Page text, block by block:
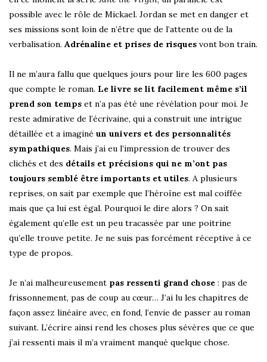
possible avec le rôle de Mickael. Jordan se met en danger et
ses missions sont loin de n’être que de l’attente ou de la
verbalisation. Adrénaline et prises de risques vont bon train.
Il ne m’aura fallu que quelques jours pour lire les 600 pages
que compte le roman. Le livre se lit facilement même s’il
prend son temps et n’a pas été une révélation pour moi. Je
reste admirative de l’écrivaine, qui a construit une intrigue
détaillée et a imaginé un univers et des personnalités
sympathiques. Mais j’ai eu l’impression de trouver des
clichés et des détails et précisions qui ne m’ont pas
toujours semblé être importants et utiles. A plusieurs
reprises, on sait par exemple que l’héroïne est mal coiffée
mais que ça lui est égal. Pourquoi le dire alors ? On sait
également qu’elle est un peu tracassée par une poitrine
qu’elle trouve petite. Je ne suis pas forcément réceptive à ce
type de propos.
Je n’ai malheureusement pas ressenti grand chose : pas de
frissonnement, pas de coup au cœur… J’ai lu les chapitres de
façon assez linéaire avec, en fond, l’envie de passer au roman
suivant. L’écrire ainsi rend les choses plus sévères que ce que
j’ai ressenti mais il m’a vraiment manqué quelque chose.